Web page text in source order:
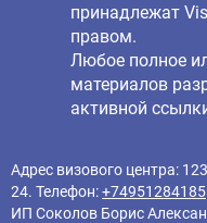
принадлежат
правом.
Любое полное
материалов
активной
Адрес визового центра:
24. Телефон:+74951284185
ИП Соколов Борис